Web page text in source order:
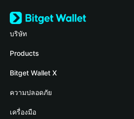
บริษัท
เกี่ยวกับ Bitget Wallet
Blog
Academy
ข่าวสารด้านคริปโต
Products
Crypto Card
Stablecoin Earn
Payfi Crypto
Bitget Wallet X
นักพัฒนา
เชื่อมต่อ Wallet
ความปลอดภัย
Protection Fund
เครื่องมือ